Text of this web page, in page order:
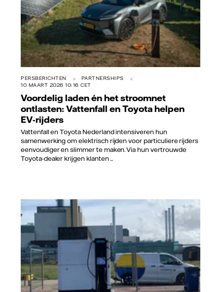
PERSBERICHTEN
PARTNERSHIPS
10 MAART 2026 10:16 CET
Voordelig laden én het stroomnet
ontlasten: Vattenfall en Toyota helpen
EV-rijders
Vattenfall en Toyota Nederland intensiveren hun
samenwerking om elektrisch rijden voor particuliere rijders
eenvoudiger en slimmer te maken. Via hun vertrouwde
Toyota-dealer krijgen klanten ...